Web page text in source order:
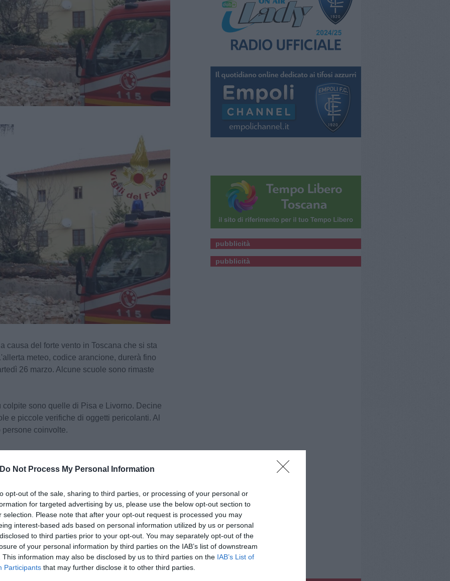
Do Not Process My Personal Information
opt-out of the sale, sharing to third parties, or processing of your personal or
for targeted advertising by us, please use the below opt-out section to
selection. Please note that after your opt-out request is processed you may
interest-based ads based on personal information utilized by us or personal
to third parties prior to your opt-out. You may separately opt-out of the
of your personal information by third parties on the IAB’s list of downstream
This information may also be disclosed by us to third parties on the IAB’s List of
Participants that may further disclose it to other third parties.
causa del forte vento in Toscana che si sta
meteo, codice arancione, durerà fino
26 marzo. Alcune scuole sono rimaste
sono quelle di Pisa e Livorno. Decine
e piccole verifiche di oggetti pericolanti. Al
coinvolte.
ha sferzato la Toscana nella notte e nel corso
unificata della Protezione civile regionale
rilevate significative criticità. Sentiti tutti i
(Ce.Si) della Protezione civile, risultano
nei casi di forte vento, come la caduta di
o l'interruzione di alcune linee elettriche,
già dalla prima mattina.
pubblicità
pubblicità